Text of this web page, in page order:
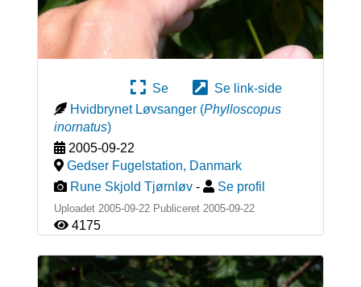
Se
Se link-side
Hvidbrynet Løvsanger (Phylloscopus
inornatus)
2005-09-22
Gedser Fugelstation, Danmark
Rune Skjold Tjørnløv - Se profil
Uploadet 2005-09-22 Publiceret 2005-09-22
4175